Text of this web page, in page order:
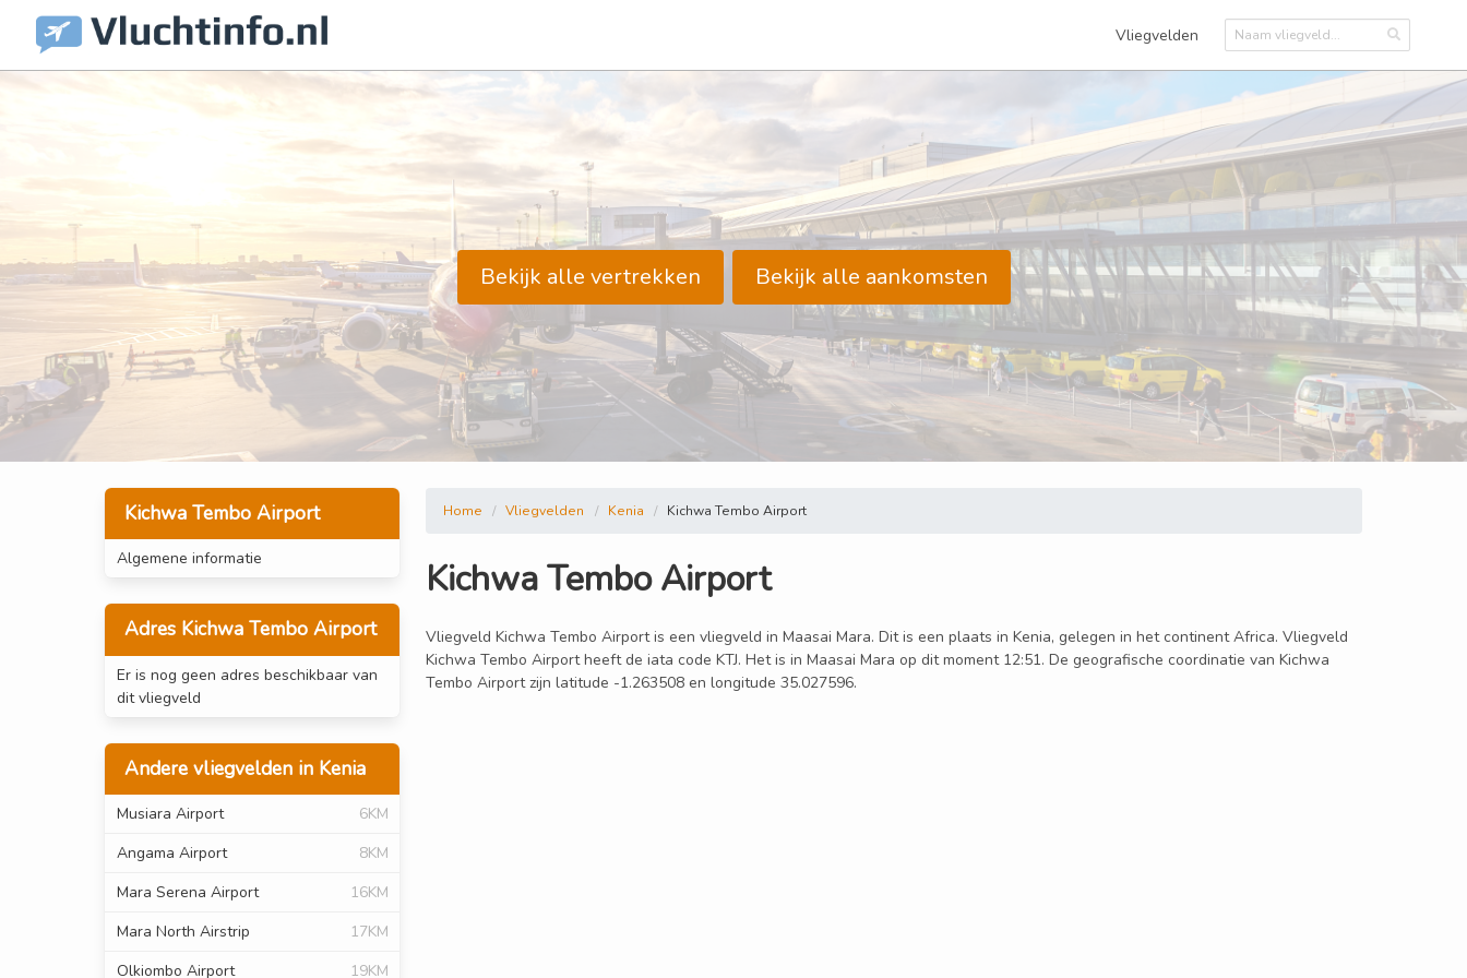
Vliegvelden
Bekijk alle vertrekken Bekijk alle aankomsten
Kichwa Tembo Airport
Algemene informatie
Adres Kichwa Tembo Airport
Er is nog geen adres beschikbaar van
dit vliegveld
Andere vliegvelden in Kenia
Musiara Airport
6KM
Angama Airport
8KM
Mara Serena Airport
16KM
Mara North Airstrip
17KM
Olkiombo Airport
19KM
Home Vliegvelden Kenia Kichwa Tembo Airport
Kichwa Tembo Airport
Vliegveld Kichwa Tembo Airport is een vliegveld in Maasai Mara. Dit is een plaats in Kenia, gelegen in het continent Africa. Vliegveld
Kichwa Tembo Airport heeft de iata code KTJ. Het is in Maasai Mara op dit moment 12:51. De geografische coordinatie van Kichwa
Tembo Airport zijn latitude -1.263508 en longitude 35.027596.